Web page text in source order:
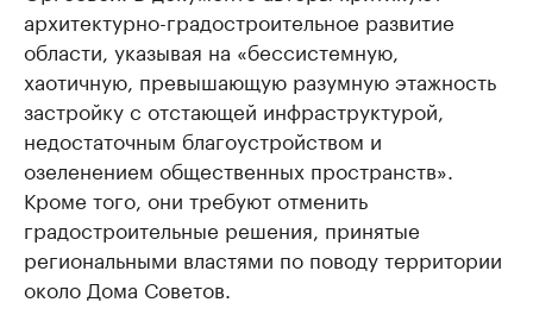
архитектурно-градостроительное развитие
области, указывая на «бессистемную,
хаотичную, превышающую разумную этажность
застройку с отстающей инфраструктурой,
недостаточным благоустройством и
озеленением общественных пространств».
Кроме того, они требуют отменить
градостроительные решения, принятые
региональными властями по поводу территории
около Дома Советов.